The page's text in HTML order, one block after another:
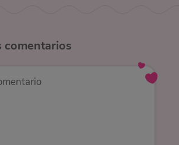
comentarios